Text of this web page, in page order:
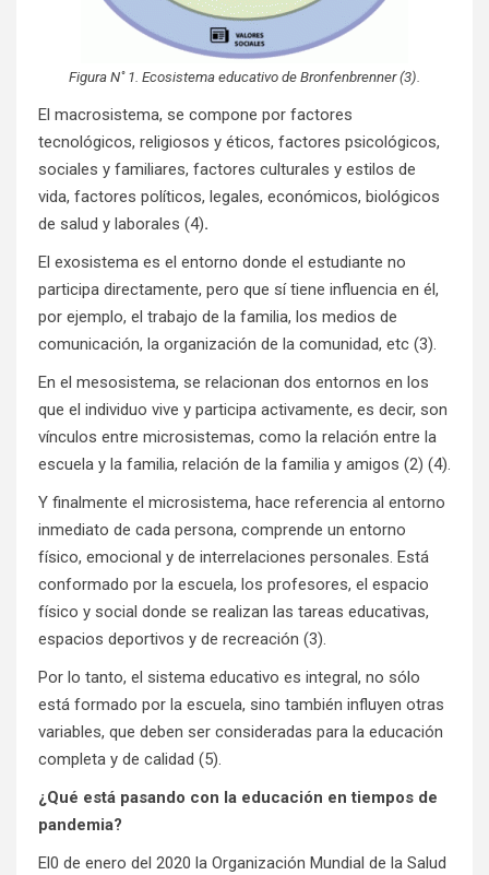
Figura N˚ 1. Ecosistema educativo de Bronfenbrenner (3).
El macrosistema, se compone por factores
tecnológicos, religiosos y éticos, factores psicológicos,
sociales y familiares, factores culturales y estilos de
vida, factores políticos, legales, económicos, biológicos
de salud y laborales (4).
El exosistema es el entorno donde el estudiante no
participa directamente, pero que sí tiene influencia en él,
por ejemplo, el trabajo de la familia, los medios de
comunicación, la organización de la comunidad, etc (3).
En el mesosistema, se relacionan dos entornos en los
que el individuo vive y participa activamente, es decir, son
vínculos entre microsistemas, como la relación entre la
escuela y la familia, relación de la familia y amigos (2) (4).
Y finalmente el microsistema, hace referencia al entorno
inmediato de cada persona, comprende un entorno
físico, emocional y de interrelaciones personales. Está
conformado por la escuela, los profesores, el espacio
físico y social donde se realizan las tareas educativas,
espacios deportivos y de recreación (3).
Por lo tanto, el sistema educativo es integral, no sólo
está formado por la escuela, sino también influyen otras
variables, que deben ser consideradas para la educación
completa y de calidad (5).
¿Qué está pasando con la educación en tiempos de
pandemia?
El0 de enero del 2020 la Organización Mundial de la Salud